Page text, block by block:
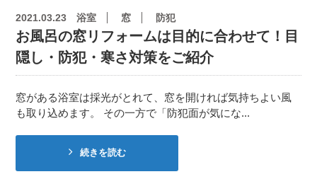
2021.03.23 浴室 窓 防犯
お風呂の窓リフォームは目的に合わせて！目
隠し・防犯・寒さ対策をご紹介
窓がある浴室は採光がとれて、窓を開ければ気持ちよい風
も取り込めます。 その一方で「防犯面が気にな...
続きを読む